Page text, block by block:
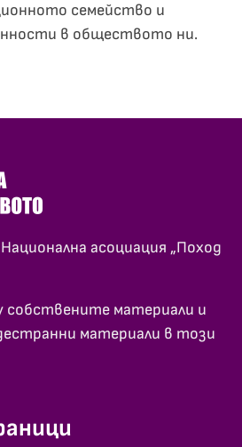
семейство и
в обществото ни.
асоциация „Поход
собствените материали и
материали в този